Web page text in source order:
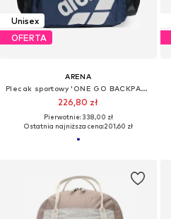
Unisex
OFERTA
ARENA
Plecak sportowy 'ONE GO BACKPACK 45L'
226,80 zł
Pierwotnie: 338,00 zł
Ostatnia najniższa cena:201,60 zł